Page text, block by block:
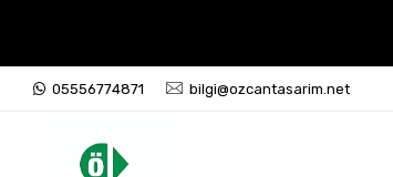
05556774871 bilgi@ozcantasarim.net